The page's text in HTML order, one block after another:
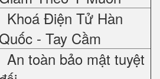
Khoá Điện Tử Hàn
Quốc - Tay Cầm
An toàn bảo mật tuyệt